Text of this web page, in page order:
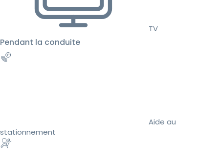
TV
Pendant la conduite
Aide au
stationnement